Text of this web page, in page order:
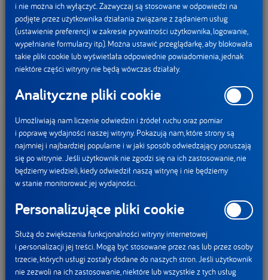
Oprócz tej kampanii, Danone aktywnie działa na rzecz walki
z marnowaniem żywności:
W 2021 r. podpisał wspólnie z innymi firmami Pakt
Koalicji Partnerów i Tood Good to Go, zobowiązując się do
przeprowadzenia kampanii edukacyjnej poświęconej
prawidłowemu interpretowaniu etykiet
, projekt wspierany
jest przez Ministerstwo Rolnictwa i fundację Banki
Żywności.
Zmienił znakowanie produktów mlecznych Danone
z „należy spożyć do” na „najlepiej spożyć przed”, ponieważ
bezpieczeństwo produktów Danone nie zmienia się wraz
z terminem minimalnej przydatności - zmianie mogą ulec
jedynie parametry organoleptyczne, takie jak kwasowość,
intensywność koloru czy smaku.
Jednocześnie w 2021 r. Mały Głód (kultowa postać
reklamowa znana każdemu Polakowi) w związku
i nie można ich wyłączyć. Zazwyczaj są stosowane w odpowiedzi na
podjęte przez użytkownika działania związane z żądaniem usług
(ustawienie preferencji w zakresie prywatności użytkownika, logowanie,
wypełnianie formularzy itp.). Można ustawić przeglądarkę, aby blokowała
takie pliki cookie lub wyświetlała odpowiednie powiadomienia, jednak
niektóre części witryny nie będą wówczas działały.
Analityczne pliki cookie
Umożliwiają nam liczenie odwiedzin i źródeł ruchu oraz pomiar
i poprawę wydajności naszej witryny. Pokazują nam, które strony są
najmniej i najbardziej popularne i w jaki sposób odwiedzający poruszają
się po witrynie. Jeśli użytkownik nie zgodzi się na ich zastosowanie, nie
będziemy wiedzieli, kiedy odwiedził naszą witrynę i nie będziemy
w stanie monitorować jej wydajności.
Personalizujące pliki cookie
Służą do zwiększenia funkcjonalności witryny internetowej
i personalizacji jej treści. Mogą być stosowane przez nas lub przez osoby
trzecie, których usługi zostały dodane do naszych stron. Jeśli użytkownik
nie zezwoli na ich zastosowanie, niektóre lub wszystkie z tych usług